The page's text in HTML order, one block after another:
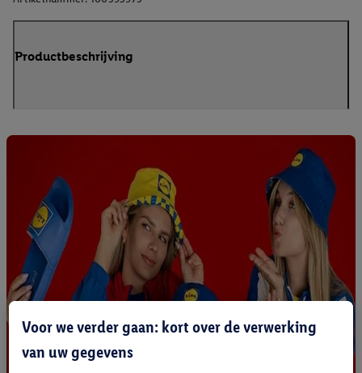
Productbeschrijving
Voor we verder gaan: kort over de verwerking
van uw gegevens